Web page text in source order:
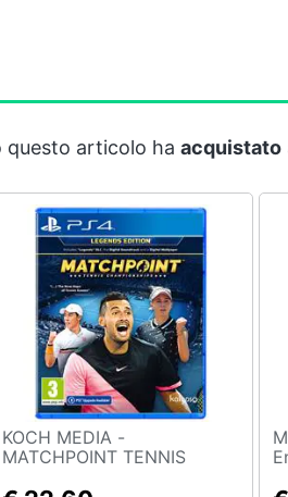
questo articolo ha acquistato
KOCH MEDIA -
MATCHPOINT TENNIS